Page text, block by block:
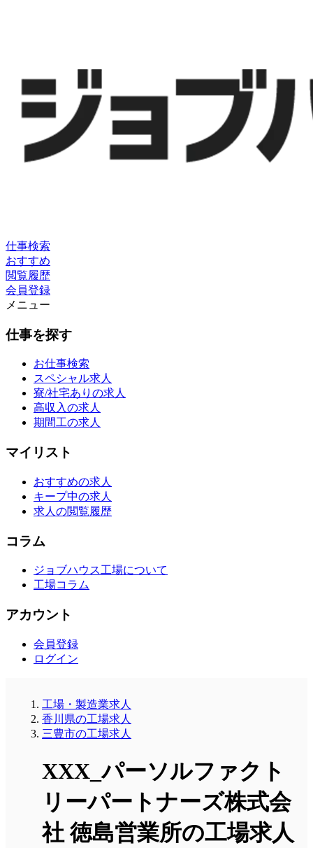
仕事検索
おすすめ
閲覧履歴
会員登録
メニュー
仕事を探す
お仕事検索
スペシャル求人
寮/社宅ありの求人
高収入の求人
期間工の求人
マイリスト
おすすめの求人
キープ中の求人
求人の閲覧履歴
コラム
ジョブハウス工場について
工場コラム
アカウント
会員登録
ログイン
工場・製造業求人
香川県の工場求人
三豊市の工場求人
XXX_パーソルファクト
リーパートナーズ株式会
社 徳島営業所の工場求人